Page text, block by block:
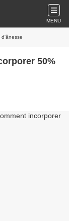
MENU
d'ânesse
50%